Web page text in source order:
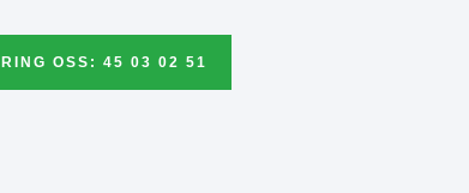
RING OSS: 45 03 02 51